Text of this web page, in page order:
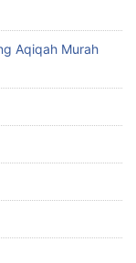
Aqiqah Murah